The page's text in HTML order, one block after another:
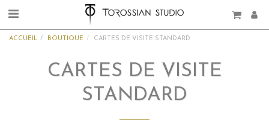
ACCUEIL BOUTIQUE CARTES DE VISITE STANDARD
CARTES DE VISITE
STANDARD